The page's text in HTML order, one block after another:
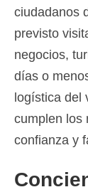
ciudadanos
previsto
negocios,
días o
logística del
cumplen los
confianza y